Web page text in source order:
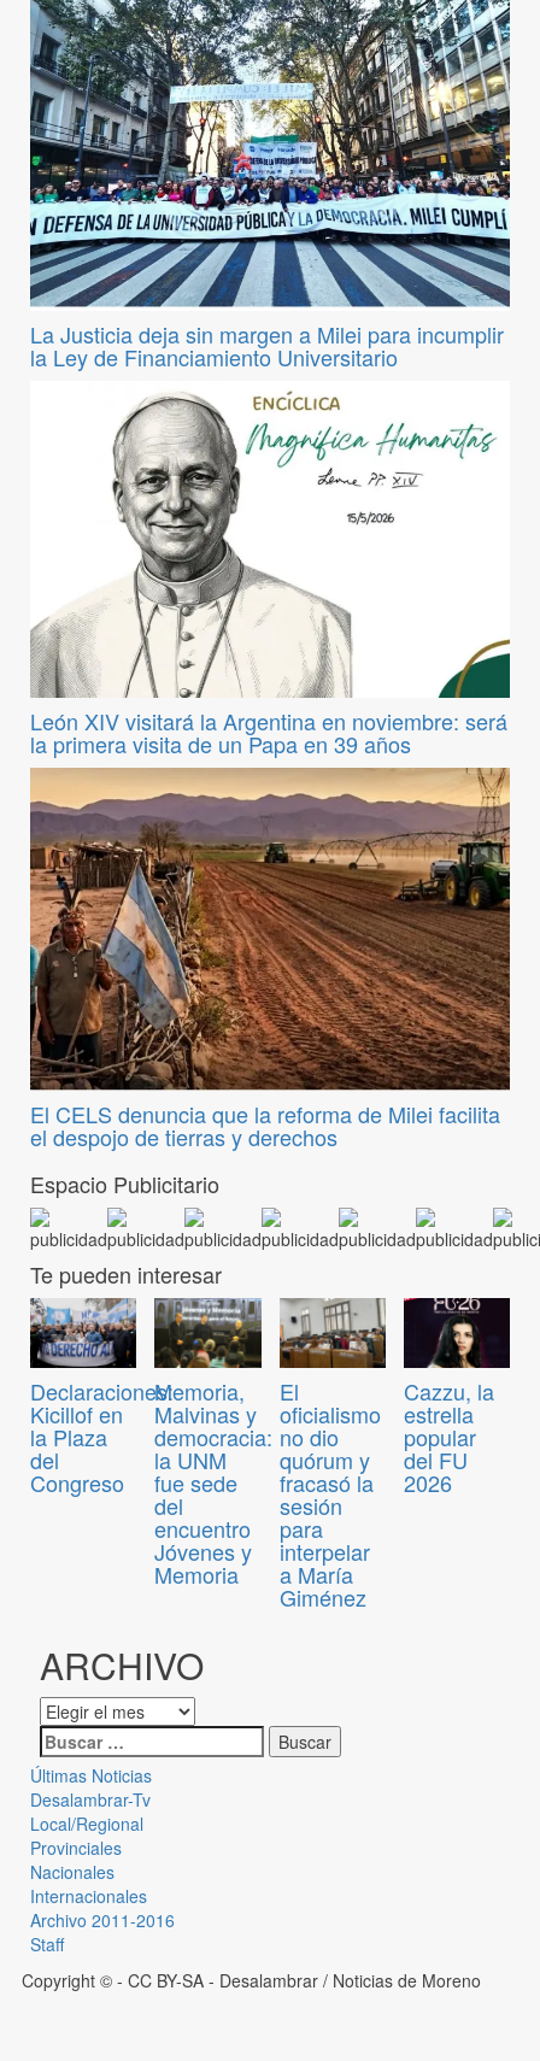
La Justicia deja sin margen a Milei para incumplir
la Ley de Financiamiento Universitario
León XIV visitará la Argentina en noviembre: será
la primera visita de un Papa en 39 años
El CELS denuncia que la reforma de Milei facilita
el despojo de tierras y derechos
Espacio Publicitario
Te pueden interesar
Declaraciones:
Kicillof en
la Plaza
del
Congreso
Memoria,
Malvinas y
democracia:
la UNM
fue sede
del
encuentro
Jóvenes y
Memoria
El
oficialismo
no dio
quórum y
fracasó la
sesión
para
interpelar
a María
Giménez
Cazzu, la
estrella
popular
del FU
2026
ARCHIVO
Últimas Noticias
Desalambrar-Tv
Local/Regional
Provinciales
Nacionales
Internacionales
Archivo 2011-2016
Staff
Copyright © - CC BY-SA - Desalambrar / Noticias de Moreno